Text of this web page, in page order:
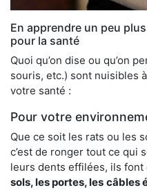
En apprendre un peu
pour la santé
Quoi qu’on dise ou qu’on
souris, etc.) sont nuisibles
votre santé :
Pour votre
Que ce soit les rats ou les
c’est de ronger tout ce qui
leurs dents effilées, ils font
sols, les portes, les câbles